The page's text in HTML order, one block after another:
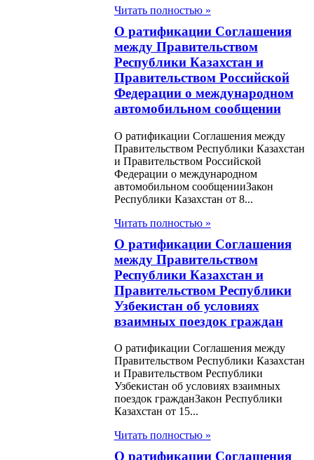
Реконструкции
О ратификации
о займе
Республикой
Реконструкции
от 25 июня
О ратификации
Казахстан
Читать полностью »
О ратификации Соглашения
между Правительством
Республики Казахстан и
Правительством Российской
Федерации о международном
автомобильном сообщении
О ратификации Соглашения между
Правительством Республики Казахстан
и Правительством Российской
Федерации о международном
автомобильном сообщенииЗакон
Республики Казахстан от 8...
Читать полностью »
О ратификации Соглашения
между Правительством
Республики Казахстан и
Правительством Республики
Узбекистан об условиях
взаимных поездок граждан
О ратификации Соглашения между
Правительством Республики Казахстан
и Правительством Республики
Узбекистан об условиях взаимных
поездок гражданЗакон Республики
Казахстан от 15...
Читать полностью »
О ратификации Соглашения